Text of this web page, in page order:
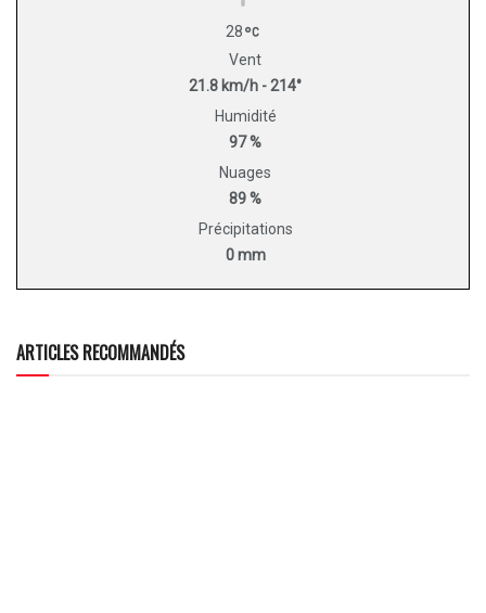
28
Vent
21.8 km/h - 214°
Humidité
97 %
Nuages
89 %
Précipitations
0 mm
ARTICLES RECOMMANDÉS